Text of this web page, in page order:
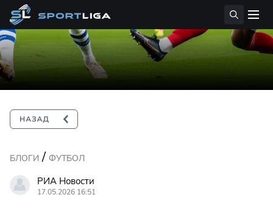
БЛОГИ / ФУТБОЛ
РИА Новости
17.05.2026 16:51